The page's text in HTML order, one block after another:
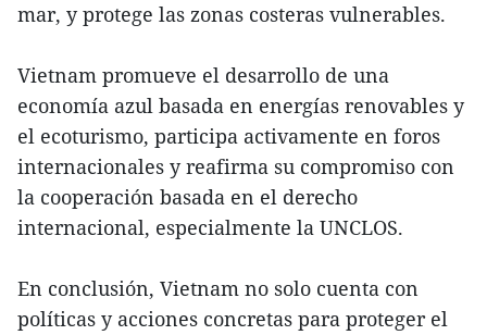
mar, y protege las zonas costeras vulnerables.
Vietnam promueve el desarrollo de una
economía azul basada en energías renovables y
el ecoturismo, participa activamente en foros
internacionales y reafirma su compromiso con
la cooperación basada en el derecho
internacional, especialmente la UNCLOS.
En conclusión, Vietnam no solo cuenta con
políticas y acciones concretas para proteger el